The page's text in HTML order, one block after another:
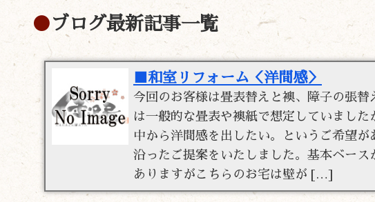
ブログ最新記事一覧
■和室リフォーム＜洋間感＞
今回のお客様は畳表替えと襖、障子の張替
は一般的な畳表や襖紙で想定していました
中から洋間感を出したい。というご希望が
沿ったご提案をいたしました。基本ベース
ありますがこちらのお宅は壁が […]